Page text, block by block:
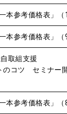
参考価格表」（
参考価格表」（
取組支援
のコツ セミナー
参考価格表」（